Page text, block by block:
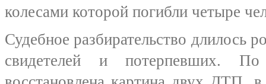
колесами которой погибли четыре
Судебное разбирательство длилось
свидетелей и потерпевших.